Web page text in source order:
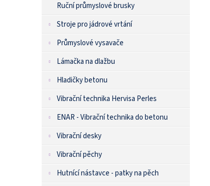
Ruční průmyslové brusky
Stroje pro jádrové vrtání
Průmyslové vysavače
Lámačka na dlažbu
Hladičky betonu
Vibrační technika Hervisa Perles
ENAR - Vibrační technika do betonu
Vibrační desky
Vibrační pěchy
Hutnící nástavce - patky na pěch